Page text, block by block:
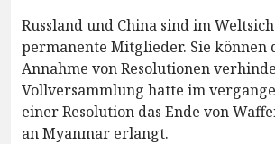
Russland und China sind im
permanente Mitglieder. Sie können
Annahme von Resolutionen
Vollversammlung hatte im
einer Resolution das Ende von
an Myanmar erlangt.